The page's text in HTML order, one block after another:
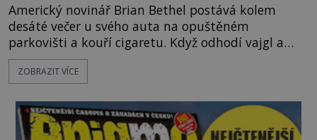
Americký novinář Brian Bethel postává kolem
desáté večer u svého auta na opuštěném
parkovišti a kouří cigaretu. Když odhodí vajgl a
chystá se nastoupit do auta, přijdou k němu dva
mladí chlapci, kterým může být okolo 14 let.
pouhých několik minut od tohoto parkoviště,“
zeptá se suverénně jeden z nich. P
ZOBRAZIT VÍCE